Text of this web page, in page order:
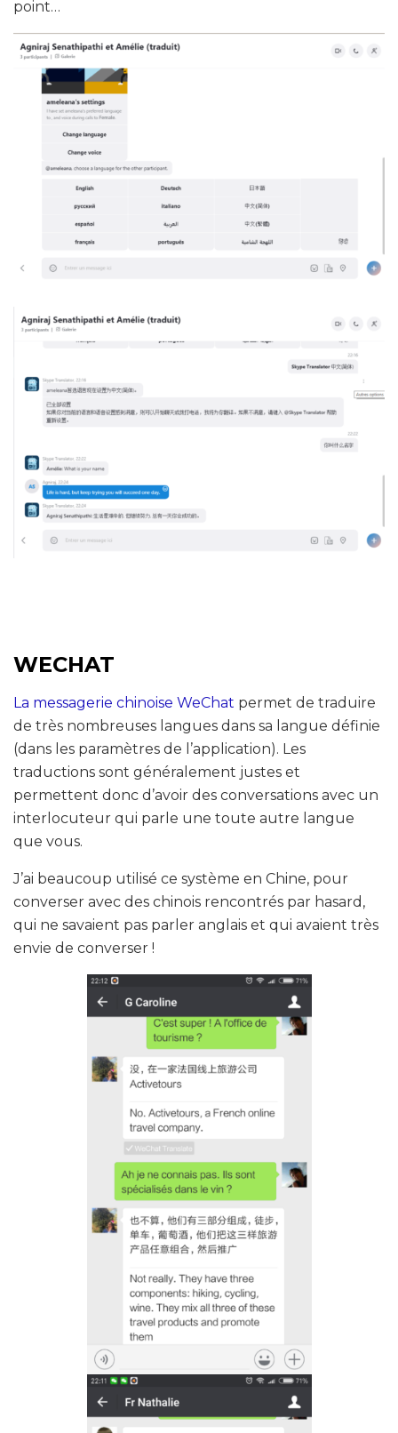
point…
WECHAT
La messagerie chinoise WeChat permet de traduire
de très nombreuses langues dans sa langue définie
(dans les paramètres de l’application). Les
traductions sont généralement justes et
permettent donc d’avoir des conversations avec un
interlocuteur qui parle une toute autre langue
que vous.
J’ai beaucoup utilisé ce système en Chine, pour
converser avec des chinois rencontrés par hasard,
qui ne savaient pas parler anglais et qui avaient très
envie de converser !